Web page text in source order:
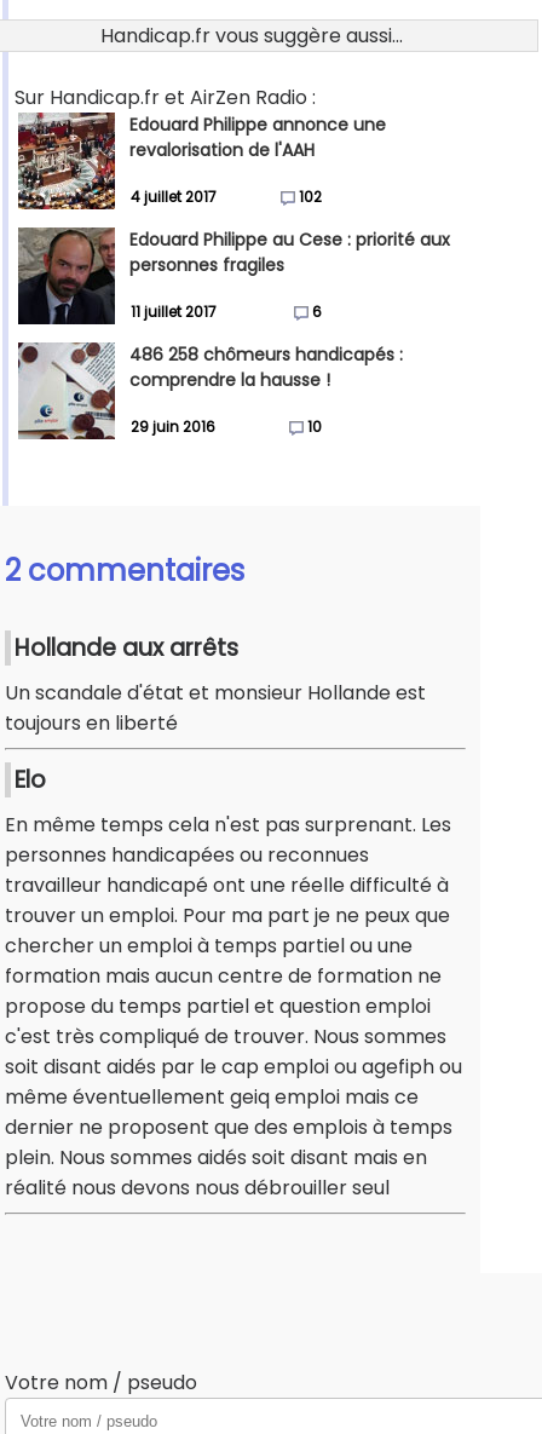
Handicap.fr vous suggère aussi...
Sur Handicap.fr et AirZen Radio :
Edouard Philippe annonce une
revalorisation de l'AAH
4 juillet 2017 102
Edouard Philippe au Cese : priorité aux
personnes fragiles
11 juillet 2017 6
486 258 chômeurs handicapés :
comprendre la hausse !
29 juin 2016 10
2 commentaires
Hollande aux arrêts
Un scandale d'état et monsieur Hollande est
toujours en liberté
Elo
En même temps cela n'est pas surprenant. Les
personnes handicapées ou reconnues
travailleur handicapé ont une réelle difficulté à
trouver un emploi. Pour ma part je ne peux que
chercher un emploi à temps partiel ou une
formation mais aucun centre de formation ne
propose du temps partiel et question emploi
c'est très compliqué de trouver. Nous sommes
soit disant aidés par le cap emploi ou agefiph ou
même éventuellement geiq emploi mais ce
dernier ne proposent que des emplois à temps
plein. Nous sommes aidés soit disant mais en
réalité nous devons nous débrouiller seul
Votre nom / pseudo